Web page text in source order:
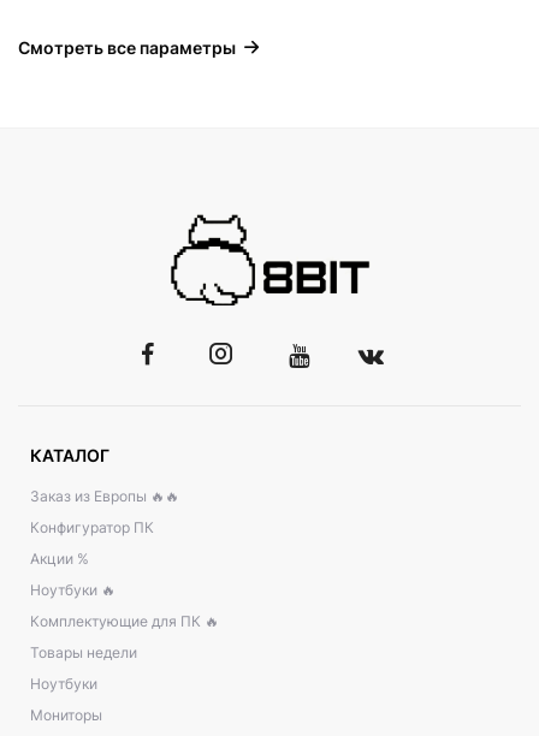
Смотреть все параметры
КАТАЛОГ
Заказ из Европы 🔥🔥
Конфигуратор ПК
Акции %
Ноутбуки 🔥
Комплектующие для ПК 🔥
Товары недели
Ноутбуки
Мониторы